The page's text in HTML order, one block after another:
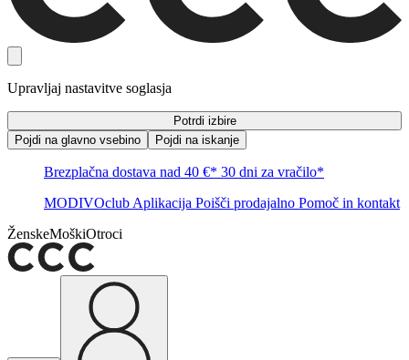
Upravljaj nastavitve soglasja
Potrdi izbire
Pojdi na glavno vsebino
Pojdi na iskanje
Brezplačna dostava nad 40 €* 30 dni za vračilo*
MODIVOclub Aplikacija Poišči prodajalno Pomoč in kontakt
ŽenskeMoškiOtroci